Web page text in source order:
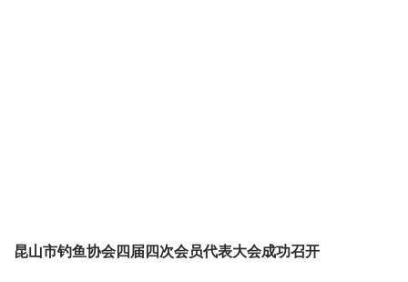
昆山市钓鱼协会四届四次会员代表大会成功召开